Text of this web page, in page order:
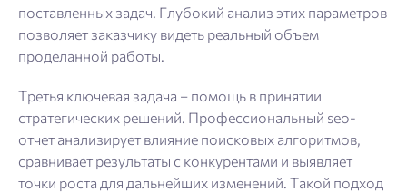
поставленных задач. Глубокий анализ этих параметров
позволяет заказчику видеть реальный объем
проделанной работы.
Третья ключевая задача – помощь в принятии
стратегических решений. Профессиональный seo-
отчет анализирует влияние поисковых алгоритмов,
сравнивает результаты с конкурентами и выявляет
точки роста для дальнейших изменений. Такой подход